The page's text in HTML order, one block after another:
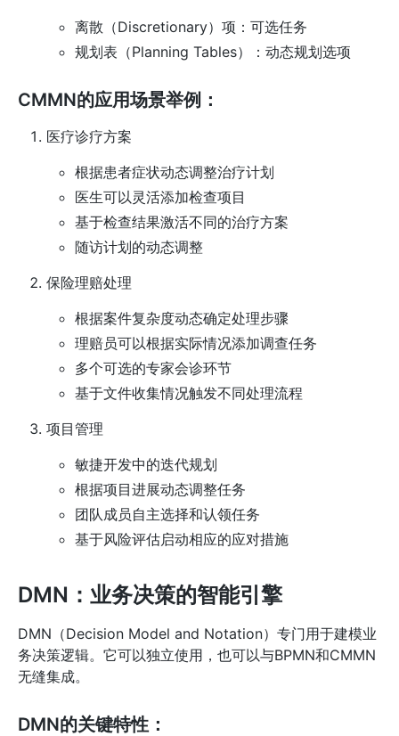
离散（Discretionary）项：可选任务
规划表（Planning Tables）：动态规划选项
CMMN的应用场景举例：
医疗诊疗方案
根据患者症状动态调整治疗计划
医生可以灵活添加检查项目
基于检查结果激活不同的治疗方案
随访计划的动态调整
保险理赔处理
根据案件复杂度动态确定处理步骤
理赔员可以根据实际情况添加调查任务
多个可选的专家会诊环节
基于文件收集情况触发不同处理流程
项目管理
敏捷开发中的迭代规划
根据项目进展动态调整任务
团队成员自主选择和认领任务
基于风险评估启动相应的应对措施
DMN：业务决策的智能引擎
DMN（Decision Model and Notation）专门用于建模业
务决策逻辑。它可以独立使用，也可以与BPMN和CMMN
无缝集成。
DMN的关键特性：